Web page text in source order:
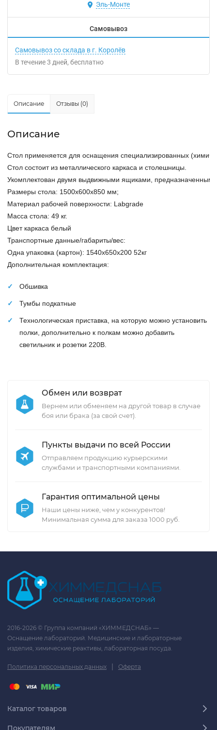
Эль-Монте
Самовывоз
Самовывоз со склада в г. Королёв
В течение3 дней Бесплатно
Описание Отзывы (0)
Описание
Стол применяется для оснащения специализированных
Стол состоит из металлического каркаса и столешницы.
Укомплектован двумя выдвижными ящиками,
Размеры стола: 1500х600х850 мм;
Материал рабочей поверхности: Labgrade
Масса стола: 49 кг.
Цвет каркаса белый
Транспортные данные/габариты/вес:
Одна упаковка (картон): 1540х650х200 52кг
Дополнительная комплектация:
Обшивка
Тумбы подкатные
Технологическая приставка, на которую можно установить
полки, дополнительно к полкам можно добавить
светильник и розетки 220В.
Обмен или возврат
Вернем или обменяем на другой товар в случае
боя или брака (за свой счет).
Пункты выдачи по всей России
Отправляем продукцию курьерскими
службами и транспортными компаниями.
Гарантия оптимальной цены
Наши цены ниже, чем у конкурентов!
Минимальная сумма для заказа 1000 руб.
2016-2026 © Группа компаний «ХИММЕДСНАБ» —
Оснащение лабораторий. Медицинские и лабораторные
изделия, химические реактивы, лабораторная посуда.
Политика персональных данных | Оферта
Каталог товаров
Покупателям